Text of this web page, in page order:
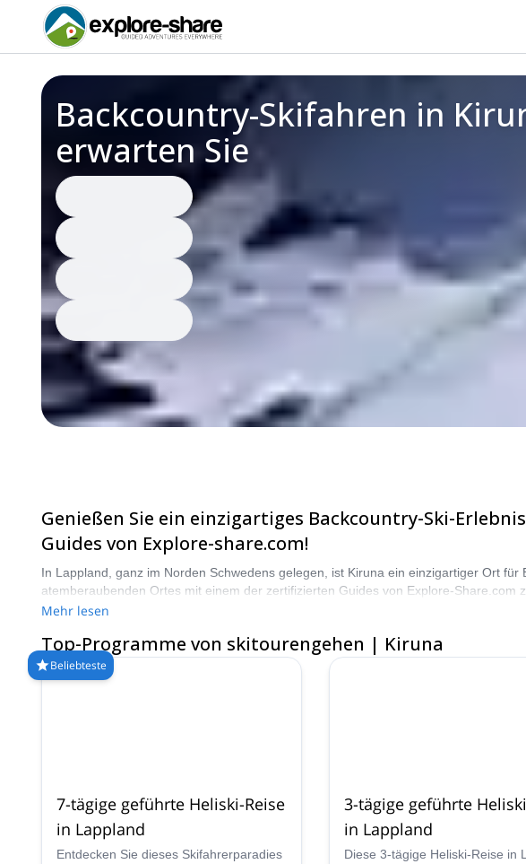
Backcountry-Skifahren in
erwarten Sie
Genießen Sie ein einzigartiges Backcountry-Ski-
Guides von Explore-share.com!
In Lappland, ganz im Norden Schwedens gelegen, ist Kiruna ein einzigartiger Ort
atemberaubenden Ortes mit einem der zertifizierten Guides von Explore-
Sie aus unserer Auswahl an Backcountry-Ski-Reisen in Kiruna. Die Berge rufen!
Mehr lesen
Top-Programme von skitourengehen | Kiruna
Beliebteste
7-tägige geführte Heliski-Reise
in Lappland
Entdecken Sie dieses Skifahrerparadies
3-tägige geführte
in Lappland
Diese 3-tägige Heliski-Reise in